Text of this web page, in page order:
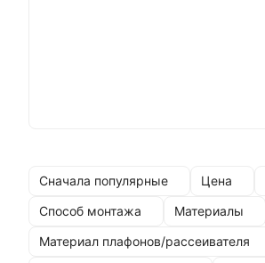
Сначала популярные Цена
Способ монтажа Материалы
Материал плафонов/рассеивателя